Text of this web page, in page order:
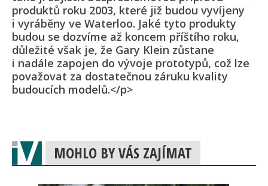
produktů roku 2003, které již budou vyvíjeny
i vyráběny ve Waterloo. Jaké tyto produkty
budou se dozvíme až koncem příštího roku,
důležité však je, že Gary Klein zůstane
i nadále zapojen do vývoje prototypů, což lze
považovat za dostatečnou záruku kvality
budoucích modelů.</p>
MOHLO BY VÁS ZAJÍMAT